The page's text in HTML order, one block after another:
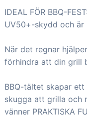
IDEAL FÖR BBQ-
UV50+-skydd och är
När det regnar
förhindra att din grill
BBQ-tältet skapar
skugga att grilla och
vänner PRAKTISKA